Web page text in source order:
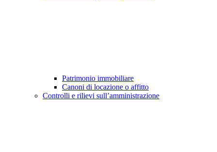
Patrimonio immobiliare
Canoni di locazione o affitto
Controlli e rilievi sull’amministrazione